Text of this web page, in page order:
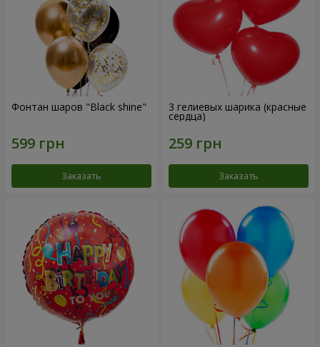
Фонтан шаров "Black shine"
Заказать
3 гелиевых шарика (красные
сердца)
Заказать